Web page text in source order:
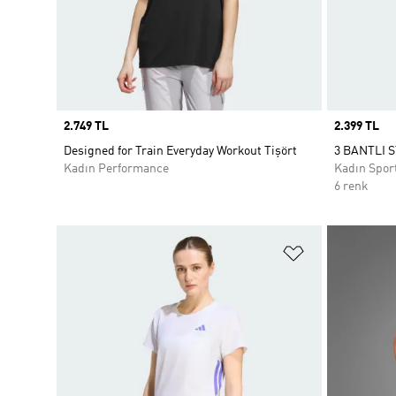
Price
2.749 TL
Designed for Train Everyday Workout Tişört
Kadın Performance
Price
2.399 TL
3 BANTLI
Kadın
6 renk
Favori